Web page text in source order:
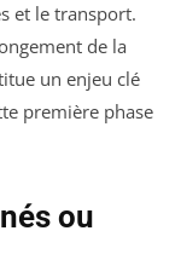
et le transport.
de la
un enjeu clé
première phase
ou